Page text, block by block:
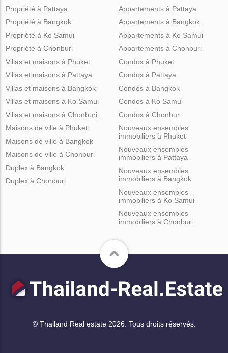
Propriété à Pattaya
Propriété à Bangkok
Propriété à Ko Samui
Propriété à Chonburi
Appartements à Pattaya
Appartements à Bangkok
Appartements à Ko Samui
Appartements à Chonburi
Villas et maisons à Phuket
Villas et maisons à Pattaya
Villas et maisons à Bangkok
Villas et maisons à Ko Samui
Villas et maisons à Chonburi
Condos à Phuket
Condos à Pattaya
Condos à Bangkok
Condos à Ko Samui
Condos à Chonbur
Maisons de ville à Phuket
Maisons de ville à Bangkok
Maisons de ville à Chonburi
Duplex à Bangkok
Duplex à Chonburi
Nouveaux ensembles
immobiliers à Phuket
Nouveaux ensembles
immobiliers à Pattaya
Nouveaux ensembles
immobiliers à Bangkok
Nouveaux ensembles
immobiliers à Ko Samui
Nouveaux ensembles
immobiliers à Chonburi
© Thailand Real estate 2026. Tous droits réservés.